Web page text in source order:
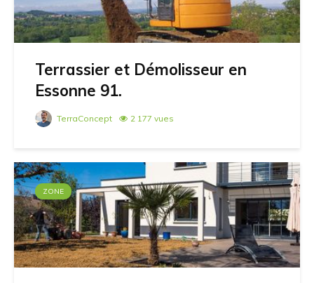
Terrassier et Démolisseur en
Essonne 91.
TerraConcept 2 177 vues
ZONE